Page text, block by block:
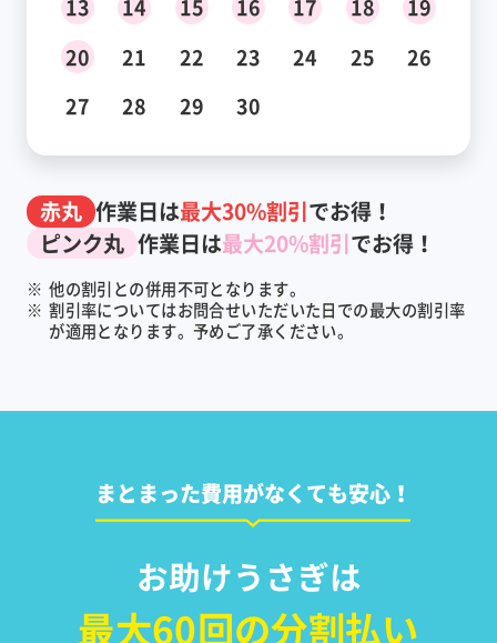
13
14 15 16 17 18
19
20
21 22 23 24 25
26
27
28 29 30
赤丸 作業日は最大30%割引でお得！
ピンク丸 作業日は最大20%割引でお得！
※ 他の割引との併用不可となります。
※ 割引率についてはお問合せいただいた日での最大の割引率
が適用となります。予めご了承ください。
まとまった費用がなくても安心！
お助けうさぎは
最大60回の分割払い